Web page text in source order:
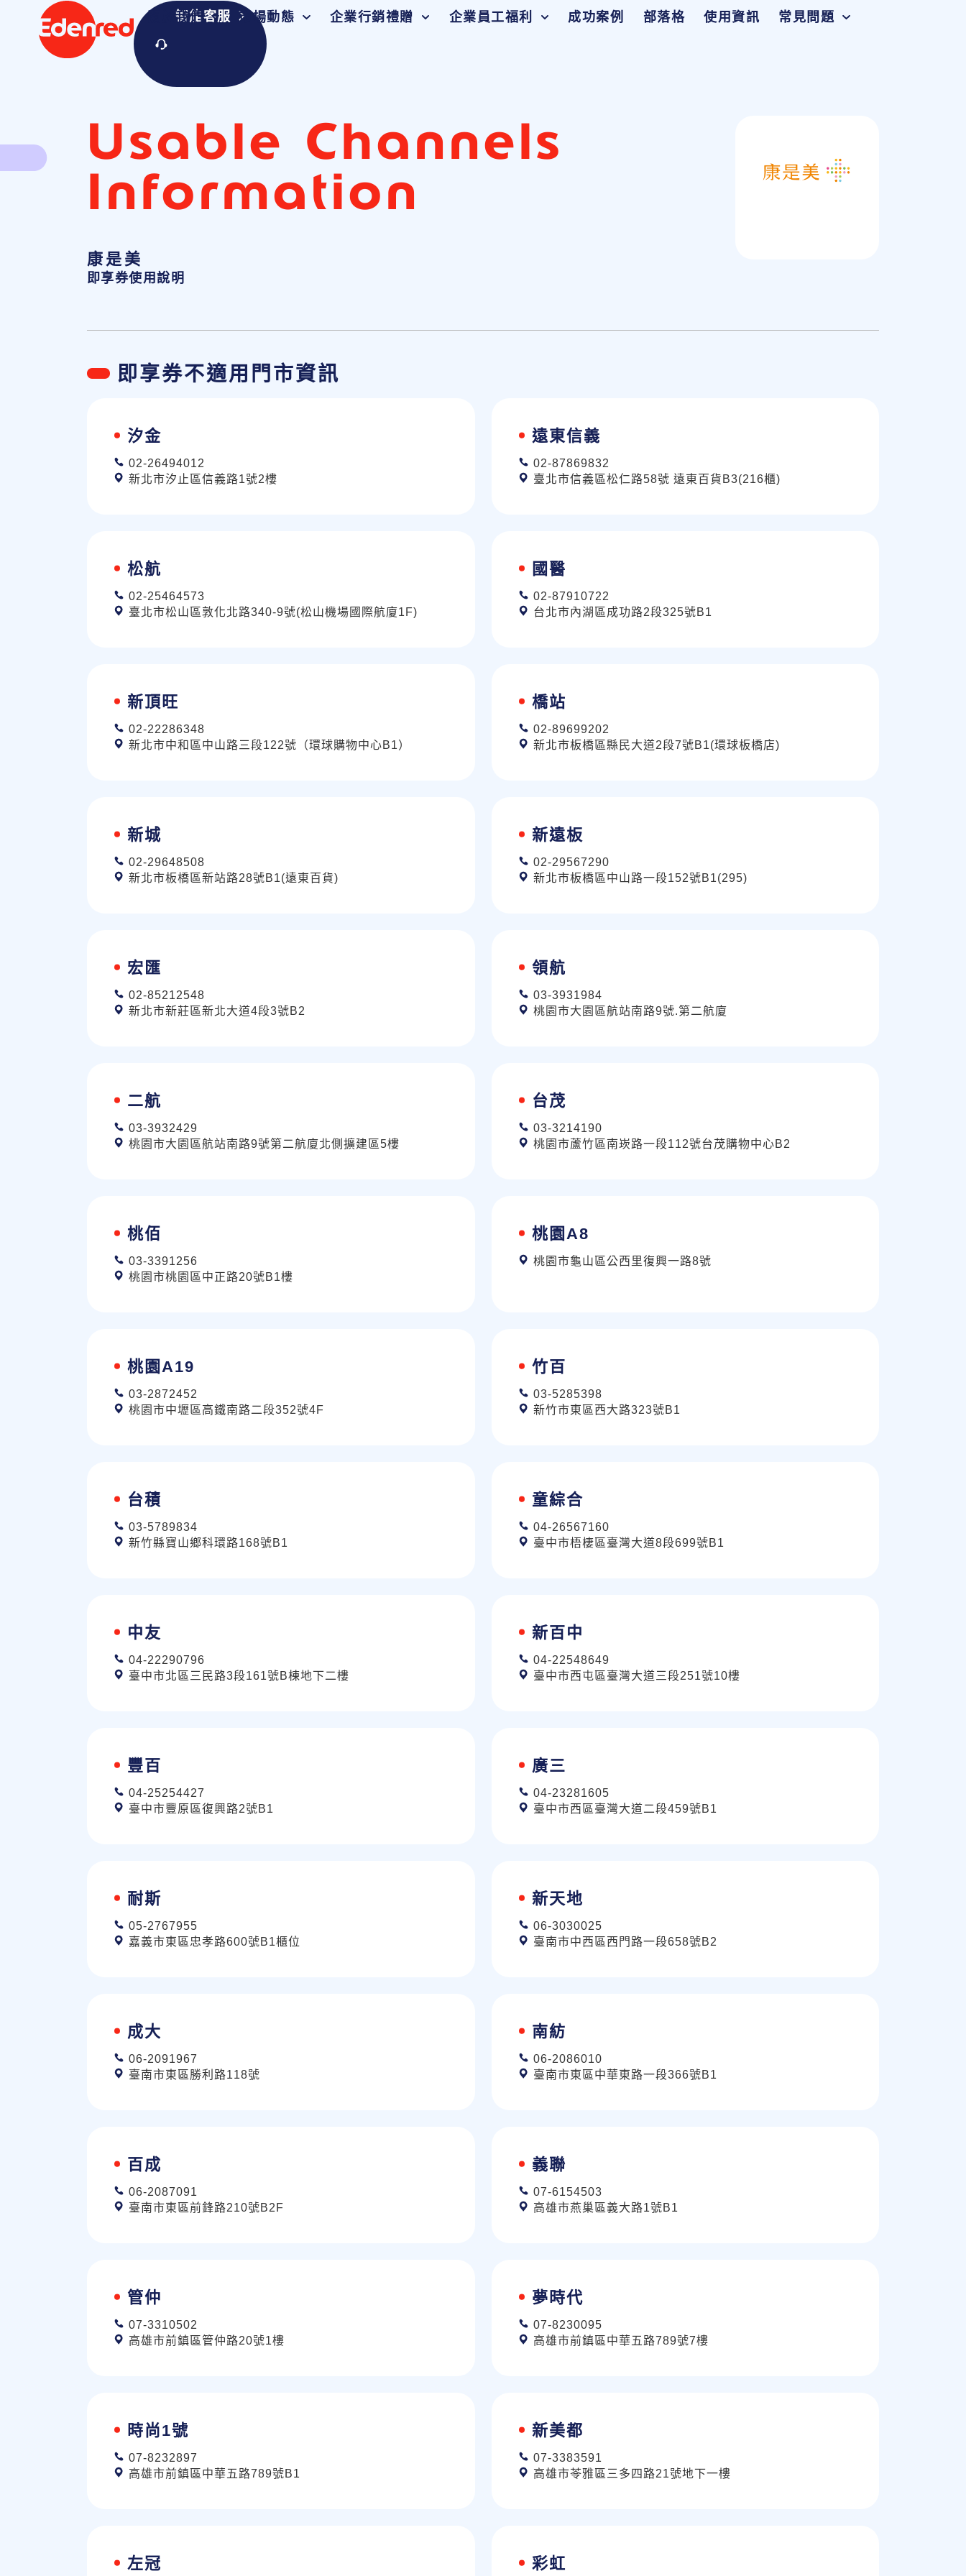
關於我們 市場動態 企業行銷禮贈 企業員工福利 成功案例 部落格 使用資訊 常見問題
智能客服
Usable Channels
Information
康是美
即享券使用說明
即享券不適用門市資訊
汐金
02-26494012
新北市汐止區信義路1號2樓
遠東信義
02-87869832
臺北市信義區松仁路58號 遠東百貨B3(216櫃)
松航
02-25464573
臺北市松山區敦化北路340-9號(松山機場國際航廈1F)
國醫
02-87910722
台北市內湖區成功路2段325號B1
新頂旺
02-22286348
新北市中和區中山路三段122號（環球購物中心B1）
橋站
02-89699202
新北市板橋區縣民大道2段7號B1(環球板橋店)
新城
02-29648508
新北市板橋區新站路28號B1(遠東百貨)
新遠板
02-29567290
新北市板橋區中山路一段152號B1(295)
宏匯
02-85212548
新北市新莊區新北大道4段3號B2
領航
03-3931984
桃園市大園區航站南路9號.第二航廈
二航
03-3932429
桃園市大園區航站南路9號第二航廈北側擴建區5樓
台茂
03-3214190
桃園市蘆竹區南崁路一段112號台茂購物中心B2
桃佰
03-3391256
桃園市桃園區中正路20號B1樓
桃園A8
桃園市龜山區公西里復興一路8號
桃園A19
03-2872452
桃園市中壢區高鐵南路二段352號4F
竹百
03-5285398
新竹市東區西大路323號B1
台積
03-5789834
新竹縣寶山鄉科環路168號B1
童綜合
04-26567160
臺中市梧棲區臺灣大道8段699號B1
中友
04-22290796
臺中市北區三民路3段161號B棟地下二樓
新百中
04-22548649
臺中市西屯區臺灣大道三段251號10樓
豐百
04-25254427
臺中市豐原區復興路2號B1
廣三
04-23281605
臺中市西區臺灣大道二段459號B1
耐斯
05-2767955
嘉義市東區忠孝路600號B1櫃位
新天地
06-3030025
臺南市中西區西門路一段658號B2
成大
06-2091967
臺南市東區勝利路118號
南紡
06-2086010
臺南市東區中華東路一段366號B1
百成
06-2087091
臺南市東區前鋒路210號B2F
義聯
07-6154503
高雄市燕巢區義大路1號B1
管仲
07-3310502
高雄市前鎮區管仲路20號1樓
夢時代
07-8230095
高雄市前鎮區中華五路789號7樓
時尚1號
07-8232897
高雄市前鎮區中華五路789號B1
新美都
07-3383591
高雄市苓雅區三多四路21號地下一樓
左冠 彩虹